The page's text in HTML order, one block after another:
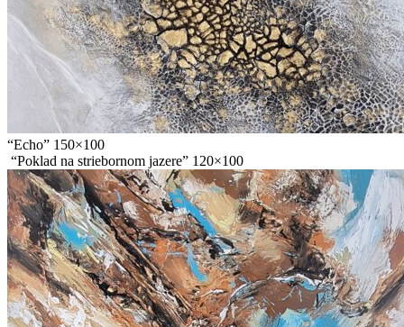
“Echo” 150×100
“Poklad na striebornom jazere” 120×100